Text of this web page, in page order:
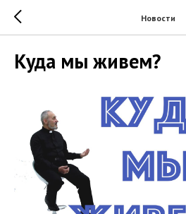
Новости
Куда мы живем?